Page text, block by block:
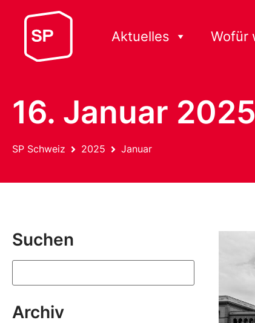
Aktuelles Wofür
16. Januar 2025
SP Schweiz 2025 Januar
Suchen
Archiv